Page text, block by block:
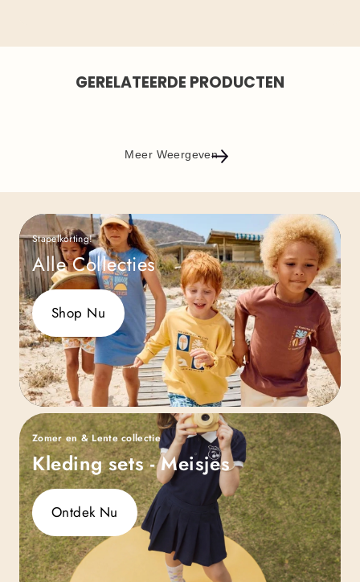
GERELATEERDE PRODUCTEN
Meer Weergeven
Stapelkorting!
Alle Collecties
Shop Nu
Zomer en & Lente collectie
Kleding sets - Meisjes
Ontdek Nu